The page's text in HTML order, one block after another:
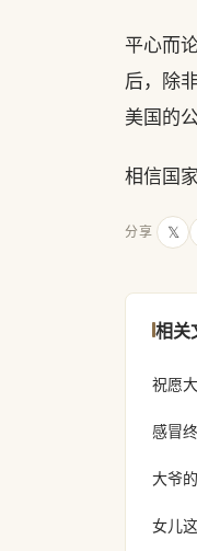
平心而
后，除
美国的
相信国
分享 𝕏
相关
祝愿
感冒
大爷
女儿